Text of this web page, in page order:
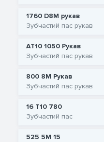
1760 D8M рукав
Зубчастий пас рукав
AT10 1050 Рукав
Зубчастий пас рукав
800 8M Рукав
Зубчастий пас рукав
16 T10 780
Зубчастий пас
525 5M 15